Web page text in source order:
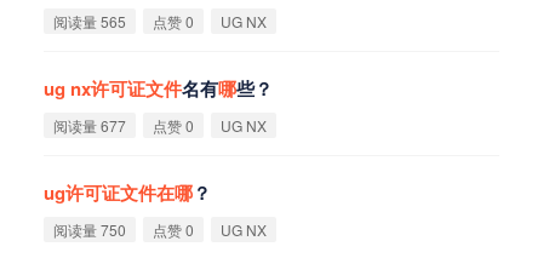
阅读量 565 点赞 0 UG NX
ug nx许可证文件名有哪些？
阅读量 677 点赞 0 UG NX
ug许可证文件在哪？
阅读量 750 点赞 0 UG NX